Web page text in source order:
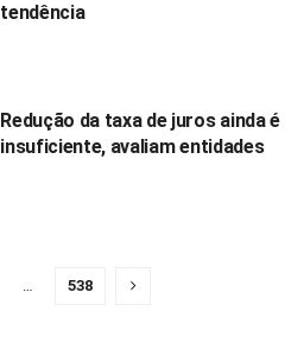
tendência
Redução da taxa de juros ainda é
insuficiente, avaliam entidades
… 538